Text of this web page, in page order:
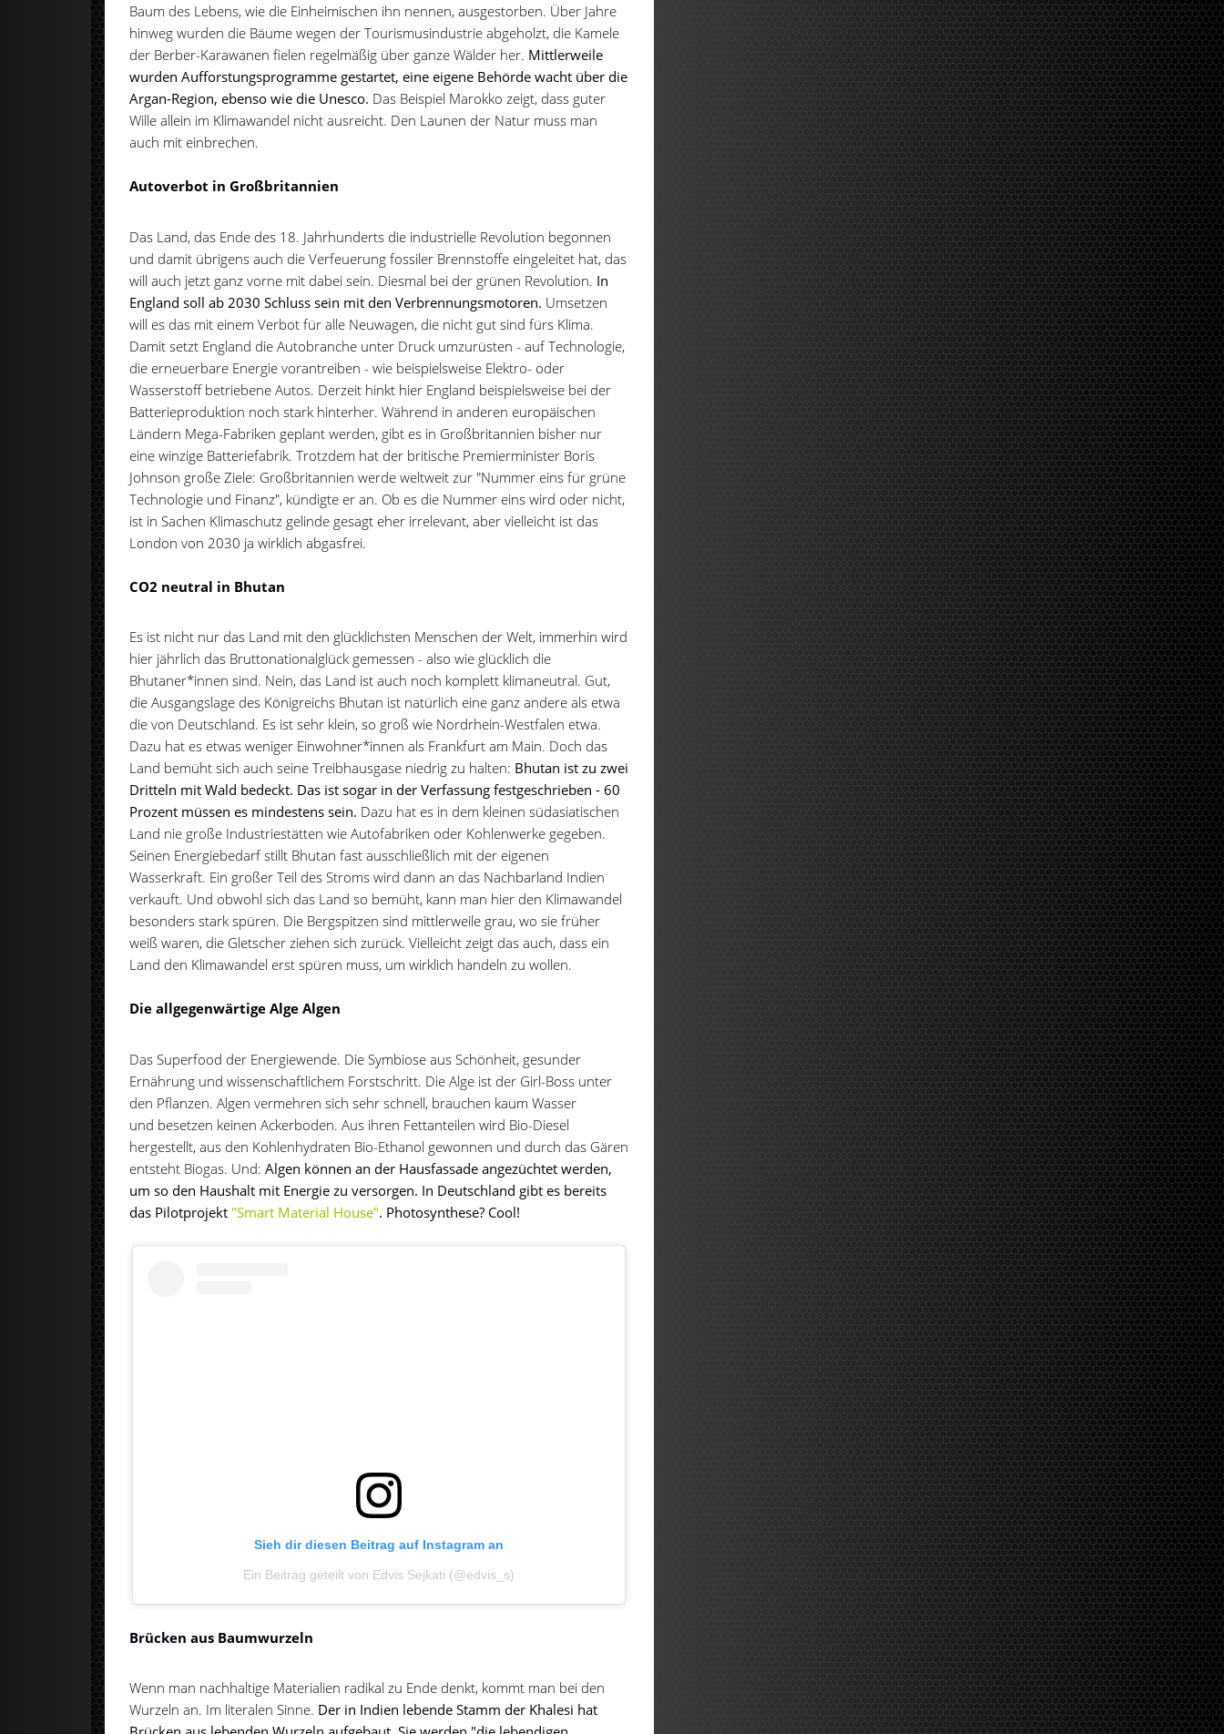
Baum des Lebens, wie die Einheimischen ihn nennen, ausgestorben. Über Jahre
hinweg wurden die Bäume wegen der Tourismusindustrie abgeholzt, die Kamele
der Berber-Karawanen fielen regelmäßig über ganze Wälder her. Mittlerweile
wurden Aufforstungsprogramme gestartet, eine eigene Behörde wacht über die
Argan-Region, ebenso wie die Unesco. Das Beispiel Marokko zeigt, dass guter
Wille allein im Klimawandel nicht ausreicht. Den Launen der Natur muss man
auch mit einbrechen.
Autoverbot in Großbritannien
Das Land, das Ende des 18. Jahrhunderts die industrielle Revolution begonnen
und damit übrigens auch die Verfeuerung fossiler Brennstoffe eingeleitet hat, das
will auch jetzt ganz vorne mit dabei sein. Diesmal bei der grünen Revolution. In
England soll ab 2030 Schluss sein mit den Verbrennungsmotoren. Umsetzen
will es das mit einem Verbot für alle Neuwagen, die nicht gut sind fürs Klima.
Damit setzt England die Autobranche unter Druck umzurüsten - auf Technologie,
die erneuerbare Energie vorantreiben - wie beispielsweise Elektro- oder
Wasserstoff betriebene Autos. Derzeit hinkt hier England beispielsweise bei der
Batterieproduktion noch stark hinterher. Während in anderen europäischen
Ländern Mega-Fabriken geplant werden, gibt es in Großbritannien bisher nur
eine winzige Batteriefabrik. Trotzdem hat der britische Premierminister Boris
Johnson große Ziele: Großbritannien werde weltweit zur "Nummer eins für grüne
Technologie und Finanz", kündigte er an. Ob es die Nummer eins wird oder nicht,
ist in Sachen Klimaschutz gelinde gesagt eher irrelevant, aber vielleicht ist das
London von 2030 ja wirklich abgasfrei.
CO2 neutral in Bhutan
Es ist nicht nur das Land mit den glücklichsten Menschen der Welt, immerhin wird
hier jährlich das Bruttonationalglück gemessen - also wie glücklich die
Bhutaner*innen sind. Nein, das Land ist auch noch komplett klimaneutral. Gut,
die Ausgangslage des Königreichs Bhutan ist natürlich eine ganz andere als etwa
die von Deutschland. Es ist sehr klein, so groß wie Nordrhein-Westfalen etwa.
Dazu hat es etwas weniger Einwohner*innen als Frankfurt am Main. Doch das
Land bemüht sich auch seine Treibhausgase niedrig zu halten: Bhutan ist zu zwei
Dritteln mit Wald bedeckt. Das ist sogar in der Verfassung festgeschrieben - 60
Prozent müssen es mindestens sein. Dazu hat es in dem kleinen südasiatischen
Land nie große Industriestätten wie Autofabriken oder Kohlenwerke gegeben.
Seinen Energiebedarf stillt Bhutan fast ausschließlich mit der eigenen
Wasserkraft. Ein großer Teil des Stroms wird dann an das Nachbarland Indien
verkauft. Und obwohl sich das Land so bemüht, kann man hier den Klimawandel
besonders stark spüren. Die Bergspitzen sind mittlerweile grau, wo sie früher
weiß waren, die Gletscher ziehen sich zurück. Vielleicht zeigt das auch, dass ein
Land den Klimawandel erst spüren muss, um wirklich handeln zu wollen.
Die allgegenwärtige Alge Algen
Das Superfood der Energiewende. Die Symbiose aus Schönheit, gesunder
Ernährung und wissenschaftlichem Forstschritt. Die Alge ist der Girl-Boss unter
den Pflanzen. Algen vermehren sich sehr schnell, brauchen kaum Wasser
und besetzen keinen Ackerboden. Aus ihren Fettanteilen wird Bio-Diesel
hergestellt, aus den Kohlenhydraten Bio-Ethanol gewonnen und durch das Gären
entsteht Biogas. Und:Algen können an der Hausfassade angezüchtet werden,
um so den Haushalt mit Energie zu versorgen. In Deutschland gibt es bereits
das Pilotprojekt "Smart Material House". Photosynthese? Cool!
Sieh dir diesen Beitrag auf Instagram an
Ein Beitrag geteilt von Edvis Sejkati (@edvis_s)
Brücken aus Baumwurzeln
Wenn man nachhaltige Materialien radikal zu Ende denkt, kommt man bei den
Wurzeln an. Im literalen Sinne. Der in Indien lebende Stamm der Khalesi hat